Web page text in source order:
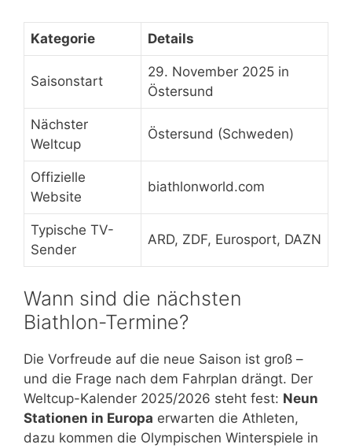
Kategorie Details
Saisonstart
29. November 2025 in
Östersund
Nächster
Weltcup
Östersund (Schweden)
Offizielle
Website
biathlonworld.com
Typische TV-
Sender
ARD, ZDF, Eurosport, DAZN
Wann sind die nächsten
Biathlon-Termine?
Die Vorfreude auf die neue Saison ist groß –
und die Frage nach dem Fahrplan drängt. Der
Weltcup-Kalender 2025/2026 steht fest: Neun
Stationen in Europa erwarten die Athleten,
dazu kommen die Olympischen Winterspiele in